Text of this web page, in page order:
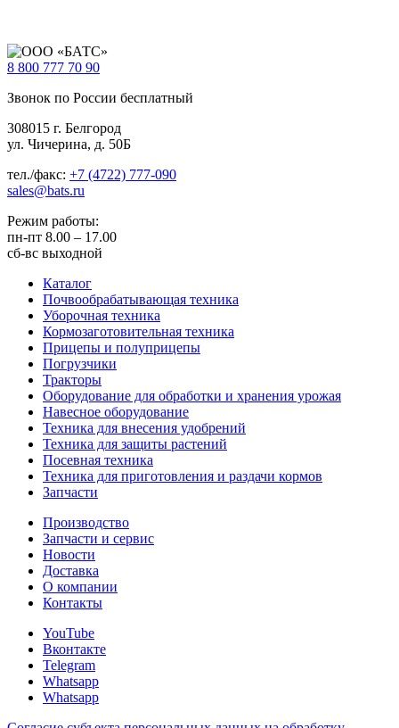
8 800 777 70 90
Звонок по России бесплатный
308015 г. Белгород
ул. Чичерина, д. 50Б
тел./факс: +7 (4722) 777-090
sales@bats.ru
Режим работы:
пн-пт 8.00 – 17.00
сб-вс выходной
Каталог
Почвообрабатывающая техника
Уборочная техника
Кормозаготовительная техника
Прицепы и полуприцепы
Погрузчики
Тракторы
Оборудование для обработки и хранения урожая
Навесное оборудование
Техника для внесения удобрений
Техника для защиты растений
Посевная техника
Техника для приготовления и раздачи кормов
Запчасти
Производство
Запчасти и сервис
Новости
Доставка
О компании
Контакты
YouTube
Вконтакте
Telegram
Whatsapp
Whatsapp